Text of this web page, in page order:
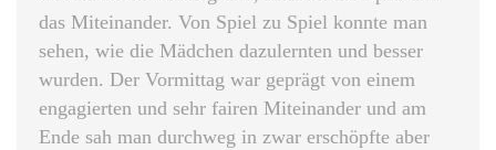
das Miteinander. Von Spiel zu Spiel konnte man
sehen, wie die Mädchen dazulernten und besser
wurden. Der Vormittag war geprägt von einem
engagierten und sehr fairen Miteinander und am
Ende sah man durchweg in zwar erschöpfte aber